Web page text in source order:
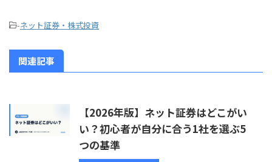
-ネット証券・株式投資
関連記事
【2026年版】ネット証券はどこがい
い？初心者が自分に合う1社を選ぶ5
つの基準